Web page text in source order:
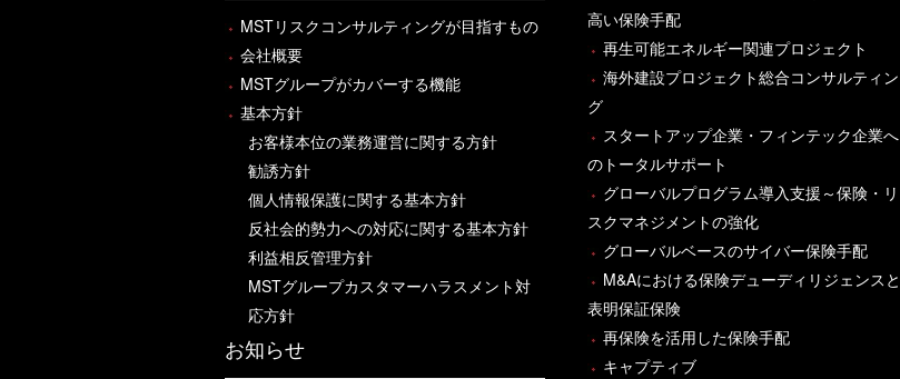
MSTリスクコンサルティングが目指すもの
会社概要
MSTグループがカバーする機能
基本方針
お客様本位の業務運営に関する方針
勧誘方針
個人情報保護に関する基本方針
反社会的勢力への対応に関する基本方針
利益相反管理方針
MSTグループカスタマーハラスメント対
応方針
お知らせ
高い保険手配
再生可能エネルギー関連プロジェクト
海外建設プロジェクト総合コンサルティン
グ
スタートアップ企業・フィンテック企業へ
のトータルサポート
グローバルプログラム導入支援～保険・リ
スクマネジメントの強化
グローバルベースのサイバー保険手配
M&Aにおける保険デューディリジェンスと
表明保証保険
再保険を活用した保険手配
キャプティブ